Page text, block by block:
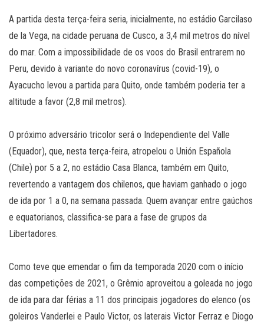
A partida desta terça-feira seria, inicialmente, no estádio Garcilaso
de la Vega, na cidade peruana de Cusco, a 3,4 mil metros do nível
do mar. Com a impossibilidade de os voos do Brasil entrarem no
Peru, devido à variante do novo coronavírus (covid-19), o
Ayacucho levou a partida para Quito, onde também poderia ter a
altitude a favor (2,8 mil metros).
O próximo adversário tricolor será o Independiente del Valle
(Equador), que, nesta terça-feira, atropelou o Unión Española
(Chile) por 5 a 2, no estádio Casa Blanca, também em Quito,
revertendo a vantagem dos chilenos, que haviam ganhado o jogo
de ida por 1 a 0, na semana passada. Quem avançar entre gaúchos
e equatorianos, classifica-se para a fase de grupos da
Libertadores.
Como teve que emendar o fim da temporada 2020 com o início
das competições de 2021, o Grêmio aproveitou a goleada no jogo
de ida para dar férias a 11 dos principais jogadores do elenco (os
goleiros Vanderlei e Paulo Victor, os laterais Victor Ferraz e Diogo